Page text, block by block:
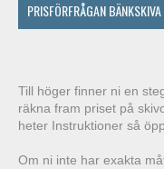
PRISFÖRFRÅGAN BÄNKSKIVA
Till höger finner ni en
räkna fram priset på
heter Instruktioner så
Om ni inte har exakta